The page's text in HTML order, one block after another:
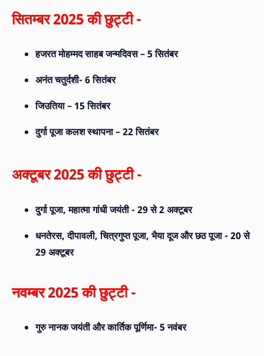
सितम्बर 2025 की छुट्टी -
हजरत मोहम्मद साहब जन्मदिवस – 5 सितंबर
अनंत चतुर्दशी- 6 सितंबर
जिउतिया – 15 सितंबर
दुर्गा पूजा कलश स्थापना – 22 सितंबर
अक्टूबर 2025 की छुट्टी -
दुर्गा पूजा, महात्मा गांधी जयंती - 29 से 2 अक्टूबर
धनतेरस, दीपावली, चित्रगुप्त पूजा, भैया दूज और छठपूजा - 20 से
29 अक्टूबर
नवम्बर 2025 की छुट्टी -
गुरु नानक जयंती और कार्तिक पूर्णिमा- 5 नवंबर